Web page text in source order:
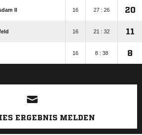
II 16 27 : 26 20
16 21 : 32 11
16 8 : 38 8
ANZEIGE
ERGEBNIS MELDEN